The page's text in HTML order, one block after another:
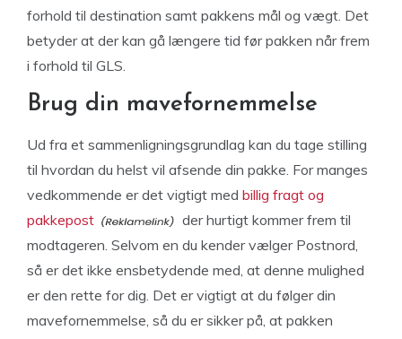
forhold til destination samt pakkens mål og vægt. Det
betyder at der kan gå længere tid før pakken når frem
i forhold til GLS.
Brug din mavefornemmelse
Ud fra et sammenligningsgrundlag kan du tage stilling
til hvordan du helst vil afsende din pakke. For manges
vedkommende er det vigtigt med billig fragt og
pakkepost
der hurtigt kommer frem til
modtageren. Selvom en du kender vælger Postnord,
så er det ikke ensbetydende med, at denne mulighed
er den rette for dig. Det er vigtigt at du følger din
mavefornemmelse, så du er sikker på, at pakken